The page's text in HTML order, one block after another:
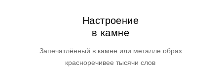
Настроение
в камне
Запечатлённый в камне или металле образ
красноречивее тысячи слов